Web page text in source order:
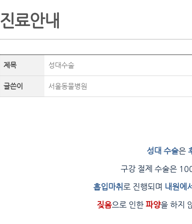
진료안내
제목 성대수술
글쓴이 서울동물병원
성대 수술은
구강 절제 수술은
흡입마취 로 진행되며 내원에
짖음으로 인한 파양을 하지